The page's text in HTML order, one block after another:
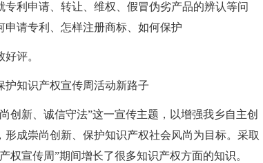
利申请、转让、维权、假冒伪劣产品的辨认等问
请专利、怎样注册商标、如何保护
评。
护知识产权宣传周活动新路子
创新、诚信守法”这一宣传主题，以增强我乡自主创
成崇尚创新、保护知识产权社会风尚为目标。采取
宣传周”期间增长了很多知识产权方面的知识。